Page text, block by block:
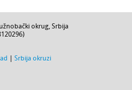
Južnobački okrug, Srbija
)
Srbija okruzi